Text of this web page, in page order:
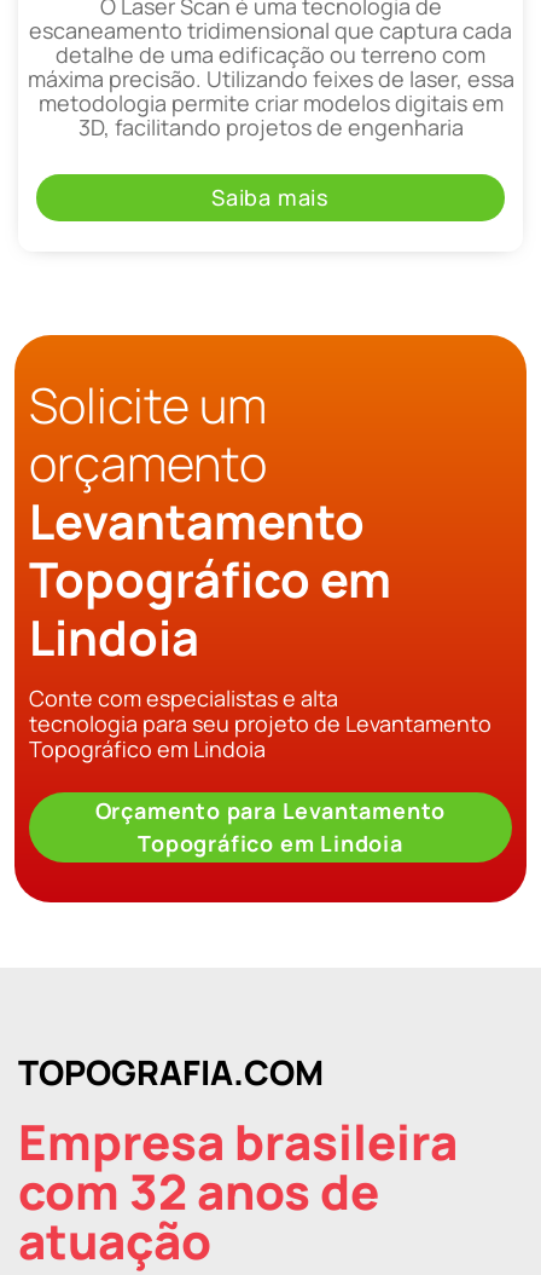
escaneamento tridimensional que captura cada
detalhe de uma edificação ou terreno com
máxima precisão. Utilizando feixes de laser, essa
metodologia permite criar modelos digitais em
3D, facilitando projetos de engenharia
Saiba mais
Solicite um
orçamento
Levantamento
Topográfico em
Lindoia
Conte com especialistas e alta
tecnologia para seu projeto de Levantamento
Topográfico em Lindoia
Orçamento para Levantamento
Topográfico em Lindoia
TOPOGRAFIA.COM
Empresa brasileira
com 32 anos de
atuação